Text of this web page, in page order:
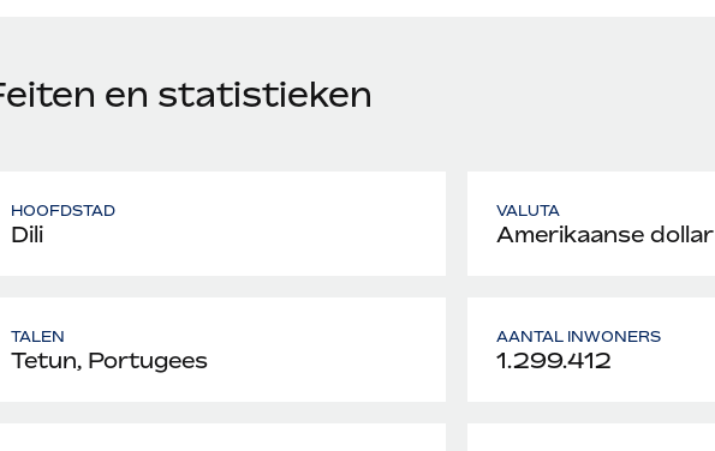
en statistieken
HOOFDSTAD
Dili
VALUTA
Amerikaanse dollar
TALEN
Tetun, Portugees
AANTAL INWONERS
1.299.412